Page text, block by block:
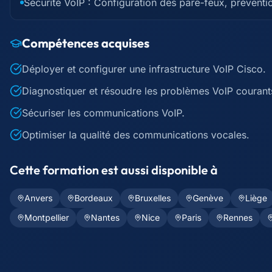
Sécurité VoIP : Configuration des pare-feux,
Compétences acquises
Déployer et configurer une infrastructure VoIP Cisco.
Diagnostiquer et résoudre les problèmes VoIP
Sécuriser les communications VoIP.
Optimiser la qualité des communications vocales.
Cette formation est aussi disponible à
Anvers Bordeaux Bruxelles Genève Liège
Montpellier
Nantes Nice Paris Rennes